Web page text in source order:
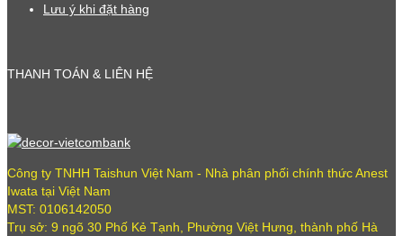
Lưu ý khi đặt hàng
THANH TOÁN & LIÊN HỆ
Công ty TNHH Taishun Việt Nam - Nhà phân phối chính thức Anest
Iwata tại Việt Nam
MST: 0106142050
Trụ sở: 9 ngõ 30 Phố Kẻ Tạnh, Phường Việt Hưng, thành phố Hà